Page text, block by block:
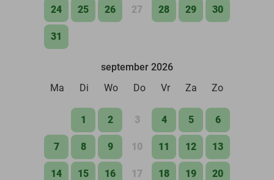
24 25 26 27 28 29 30
31
september 2026
Ma
Di Wo Do Vr Za Zo
1 2 3 4 5 6
7 8 9 10 11 12 13
14 15 16 17 18 19 20